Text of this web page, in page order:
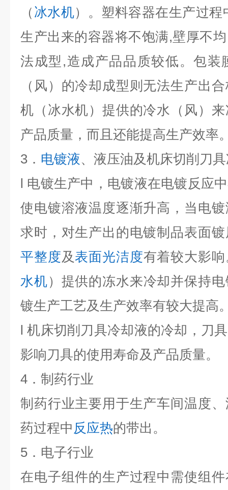
（ 冰水机）。塑料容器在生产过
生产出来的容器将不饱满,壁厚不
法成型,造成产品品质较低。包装
（风）的冷却成型则无法生产出
机（冰水机）提供的冷水（风）
产品质量，而且还能提高生产效率
3． 电镀液、液压油及机床切削刀
l 电镀生产中，电镀液在电镀反应
使电镀溶液温度逐渐升高，当电
求时，对生产出的电镀制品表面
平整度及 表面光洁度有着较大影
水机）提供的冻水来冷却并保持
镀生产工艺及生产效率有较大提高
l 机床切削刀具冷却液的冷却，刀
影响刀具的使用寿命及产品质量。
4．制药行业
制药行业主要用于生产车间温度
药过程中 反应热的带出。
5．电子行业
在电子组件的生产过程中需使组